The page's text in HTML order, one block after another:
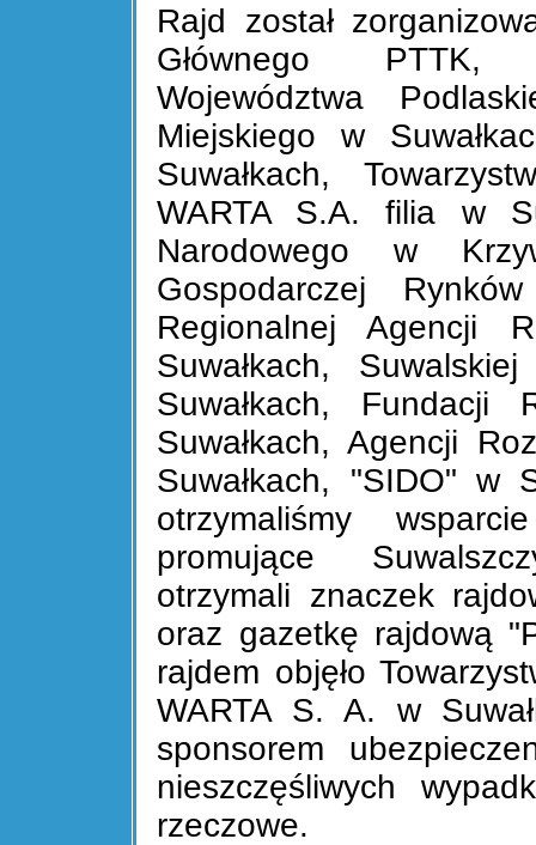
Rajd został
Głównego PTTK,
Województwa
Miejskiego w
Suwałkach,
WARTA S.A. filia w
Narodowego w
Gospodarczej
Regionalnej Agencji
Suwałkach,
Suwałkach, Fundacji
Suwałkach, Agencji
Suwałkach, "SIDO" w
otrzymaliśmy
promujące
otrzymali znaczek
oraz gazetkę rajdową
rajdem objęło
WARTA S. A. w
sponsorem
nieszczęśliwych
rzeczowe.